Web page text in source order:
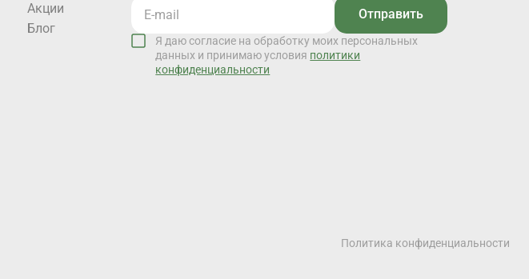
Акции
Блог
Отправить
Я даю согласие на обработку моих персональных
данных и принимаю условия политики
конфиденциальности
Политика конфиденциальности